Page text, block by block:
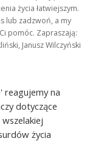
życia łatwiejszym.
lub zadzwoń, a my
pomóc. Zapraszają:
Janusz Wilczyński
reagujemy na
dotyczące
życia